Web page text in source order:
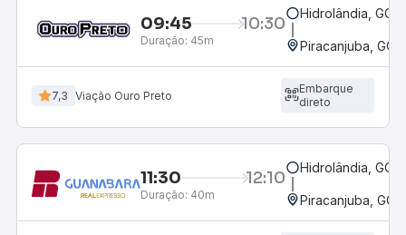
09:45 10:30
Duração: 45m
Hidrolândia, GO
Piracanjuba, GO
7,3 Viação Ouro Preto
Embarque
direto
11:30 12:10
Duração: 40m
Hidrolândia, GO
Piracanjuba, GO